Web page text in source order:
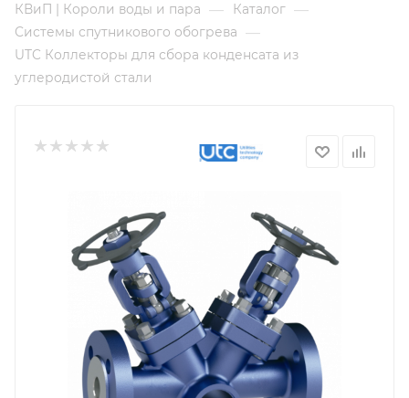
КВиП | Короли воды и пара — Каталог —
Системы спутникового обогрева —
UTC Коллекторы для сбора конденсата из
углеродистой стали